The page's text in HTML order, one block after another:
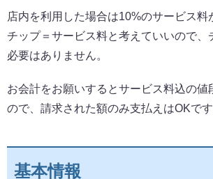
店内を利用した場合は10%のサービス料
チップ＝サービス料と考えていいので、
必要はありません。
お会計をお願いするとサービス料込の値
ので、請求された額のみ支払えはOKです
基本情報